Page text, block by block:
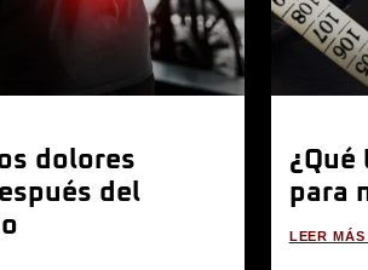
dolores
del
para
LEER MÁS